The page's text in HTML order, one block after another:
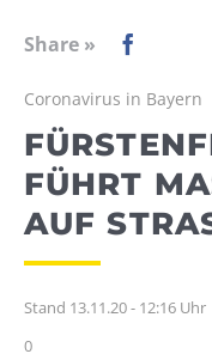
WEBRADIO
Share »
Coronavirus in Bayern
FÜHRT
AUF
Stand 13.11.20 - 12:16 Uhr
0